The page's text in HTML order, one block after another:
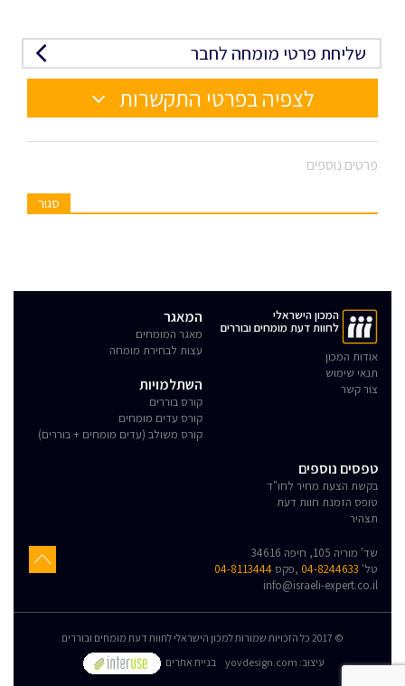
שליחת פרטי מומחה לחבר
לצפיה בפרטי התקשרות
פרטים נוספים
סגור
המכון הישראלי
לחוות דעת מומחים ובוררים
אודות המכון
תנאי שימוש
צור קשר
המאגר
מאגר המומחים
עצות לבחירת מומחה
השתלמויות
קורס בוררים
קורס עדים מומחים
קורס משולב (עדים מומחים + בוררים)
טפסים נוספים
בקשת הצעת מחיר לחו"ד
טופס הזמנת חוות דעת
תצהיר
שד' מוריה 105, חיפה 34616
טל' 04-8244633 ,פקס 04-8113444
info@israeli-expert.co.il
© 2017 כל הזכויות שמורות למכון הישראלי לחוות דעת מומחים ובוררים
בניית אתרים
yovdesign.com :עיצוב